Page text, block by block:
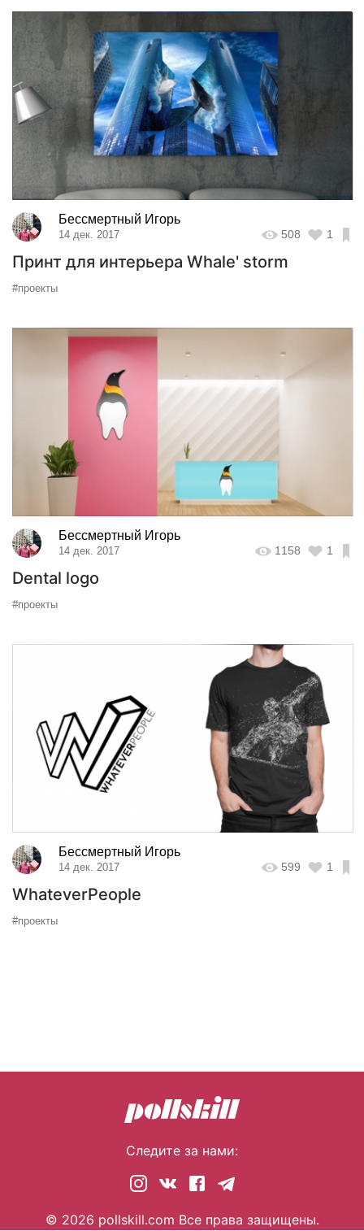
Бессмертный Игорь
14 дек. 2017 508 1
Принт для интерьера Whale' storm
#проекты
Бессмертный Игорь
14 дек. 2017 1158 1
Dental logo
#проекты
Бессмертный Игорь
14 дек. 2017 599 1
WhateverPeople
#проекты
Следите за нами:
© 2026 pollskill.com Все права защищены.